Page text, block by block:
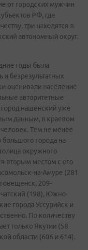
от городских мужчин
РФ, где
три находятся в
автономный округ.
годы была
безрезультатных
оценивали население
авторитетные
нашенский уже
данным, в краевом
Тем не менее
большого города на
окружного
вторым местом с его
на-Амуре (281
209-
(198), Южно-
города Уссурийск и
По количеству
только Якутии (58
области (606 и 614).